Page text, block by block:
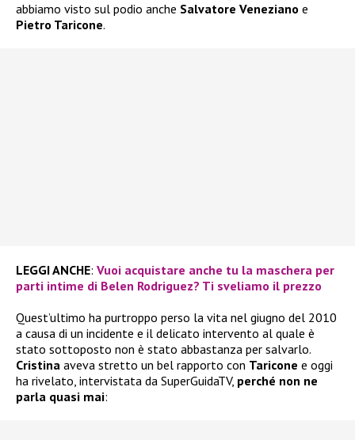
abbiamo visto sul podio anche Salvatore Veneziano e
Pietro Taricone.
LEGGI ANCHE: Vuoi acquistare anche tu la maschera per
parti intime di Belen Rodriguez? Ti sveliamo il prezzo
Quest’ultimo ha purtroppo perso la vita nel giugno del 2010
a causa di un incidente e il delicato intervento al quale è
stato sottoposto non è stato abbastanza per salvarlo.
Cristina aveva stretto un bel rapporto con Taricone e oggi
ha rivelato, intervistata da SuperGuidaTV, perché non ne
parla quasi mai: